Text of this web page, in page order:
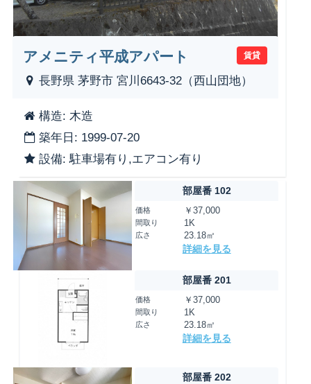
賃貸
アメニティ平成アパート
長野県 茅野市 宮川6643-32（西山団地）
構造: 木造
築年日: 1999-07-20
設備: 駐車場有り,エアコン有り
部屋番 102
価格 ￥37,000
間取り 1K
広さ 23.18㎡
詳細を見る
部屋番 201
価格 ￥37,000
間取り 1K
広さ 23.18㎡
詳細を見る
部屋番 202